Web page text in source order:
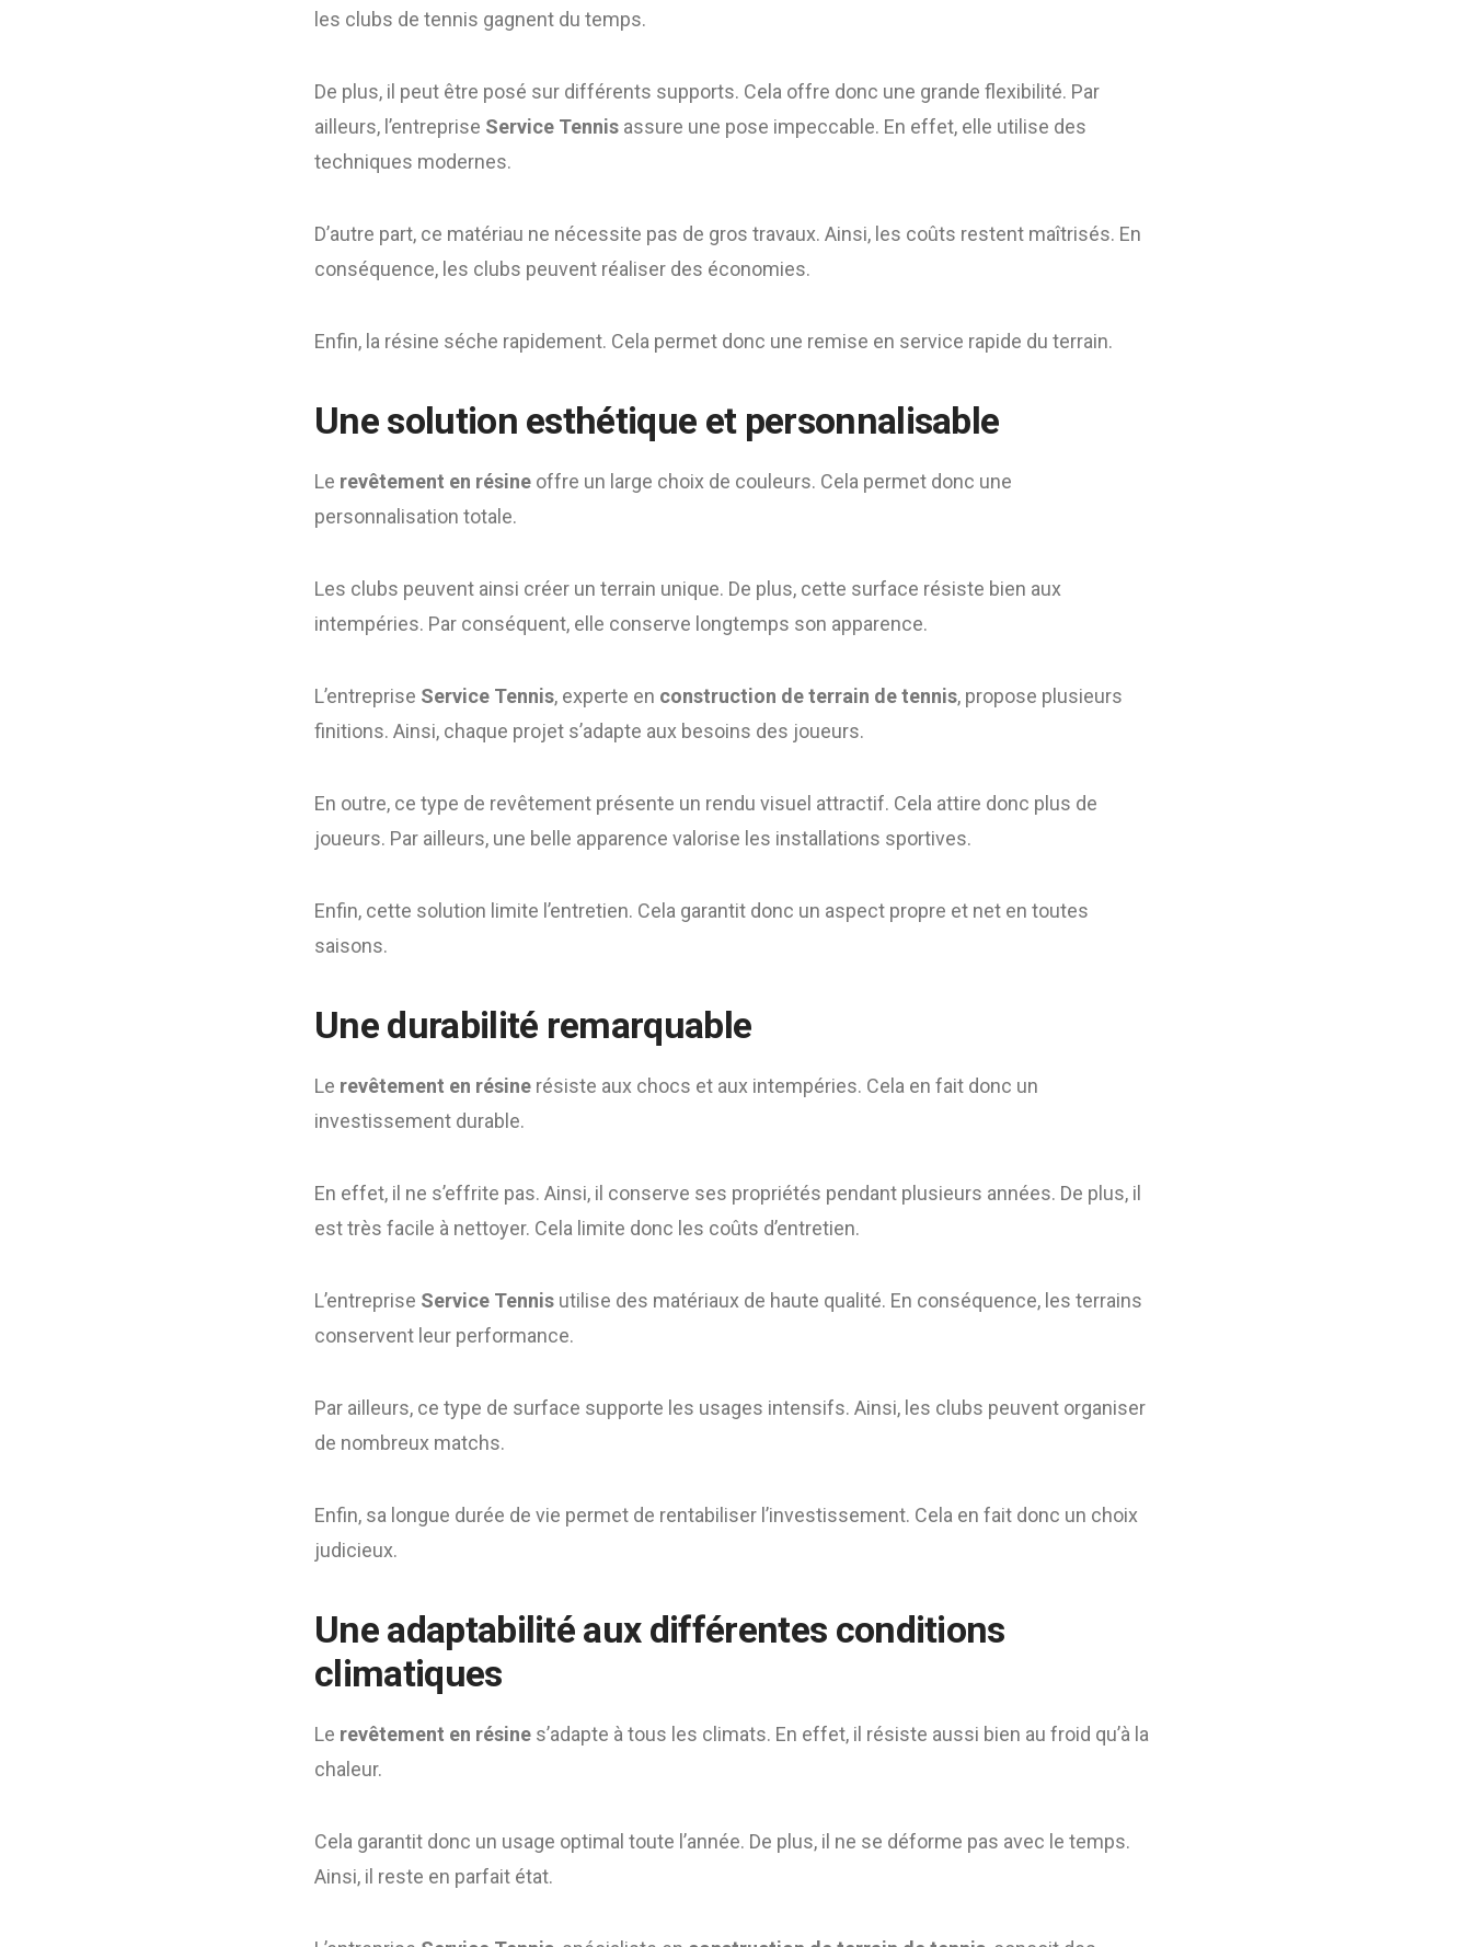
les clubs de tennis gagnent du temps.
De plus, il peut être posé sur différents supports. Cela offre donc une grande flexibilité. Par
ailleurs, l’entreprise Service Tennis assure une pose impeccable. En effet, elle utilise des
techniques modernes.
D’autre part, ce matériau ne nécessite pas de gros travaux. Ainsi, les coûts restent maîtrisés. En
conséquence, les clubs peuvent réaliser des économies.
Enfin, la résine séche rapidement. Cela permet donc une remise en service rapide du terrain.
Une solution esthétique et personnalisable
Le revêtement en résine offre un large choix de couleurs. Cela permet donc une
personnalisation totale.
Les clubs peuvent ainsi créer un terrain unique. De plus, cette surface résiste bien aux
intempéries. Par conséquent, elle conserve longtemps son apparence.
L’entreprise Service Tennis, experte en construction de terrain de tennis, propose plusieurs
finitions. Ainsi, chaque projet s’adapte aux besoins des joueurs.
En outre, ce type de revêtement présente un rendu visuel attractif. Cela attire donc plus de
joueurs. Par ailleurs, une belle apparence valorise les installations sportives.
Enfin, cette solution limite l’entretien. Cela garantit donc un aspect propre et net en toutes
saisons.
Une durabilité remarquable
Le revêtement en résine résiste aux chocs et aux intempéries. Cela en fait donc un
investissement durable.
En effet, il ne s’effrite pas. Ainsi, il conserve ses propriétés pendant plusieurs années. De plus, il
est très facile à nettoyer. Cela limite donc les coûts d’entretien.
L’entreprise Service Tennis utilise des matériaux de haute qualité. En conséquence, les terrains
conservent leur performance.
Par ailleurs, ce type de surface supporte les usages intensifs. Ainsi, les clubs peuvent organiser
de nombreux matchs.
Enfin, sa longue durée de vie permet de rentabiliser l’investissement. Cela en fait donc un choix
judicieux.
Une adaptabilité aux différentes conditions
climatiques
Le revêtement en résine s’adapte à tous les climats. En effet, il résiste aussi bien au froid qu’à la
chaleur.
Cela garantit donc un usage optimal toute l’année. De plus, il ne se déforme pas avec le temps.
Ainsi, il reste en parfait état.